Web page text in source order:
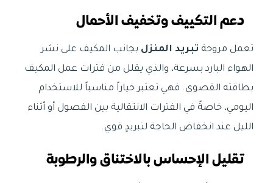
دعم التكييف وتخفيف الأحمال
تعمل مروحة تبريد المنزل بجانب المكيف على نشر
الهواء البارد بسرعة، والذي يقلل من فترات عمل المكيف
بطاقته القصوى. فهي تعتبر خياراً مناسباً للاستخدام
اليومي، خاصةً في الفترات الانتقالية بين الفصول أو أثناء
الليل عند انخفاض الحاجة لتبريدٍ قوي.
تقليل الإحساس بالاختناق والرطوبة